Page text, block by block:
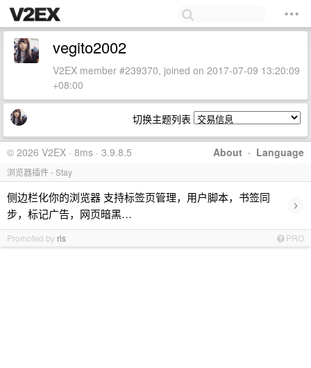
vegito2002
V2EX member #239370, joined on 2017-07-09 13:20:09
+08:00
切换主题列表
About · Language
© 2026 V2EX · 8ms · 3.9.8.5
浏览器插件 - Stay
侧边栏化你的浏览器 支持标签页管理，用户脚本，书签同
步，标记广告，网页暗黑…
›
Promoted by ris PRO